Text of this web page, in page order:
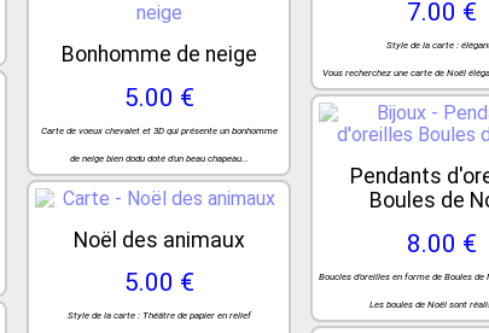
Bonhomme de neige
5.00 €
Carte de voeux chevalet et 3D qui présente un bonhomme
de neige bien dodu doté d'un beau chapeau...
Noël des animaux
5.00 €
Style de la carte : Théâtre de papier en relief
7.00 €
Style de la carte :
Vous recherchez une carte de Noël
Pendants
Boules de
8.00 €
Boucles d'oreilles en forme de Boules de
Les boules de Noël sont